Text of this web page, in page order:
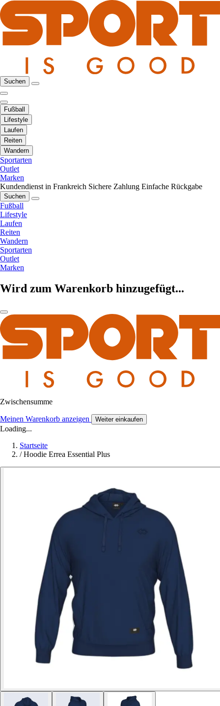
Suchen
Fußball
Lifestyle
Laufen
Reiten
Wandern
Sportarten
Outlet
Marken
Kundendienst in Frankreich Sichere Zahlung Einfache Rückgabe
Suchen
Fußball
Lifestyle
Laufen
Reiten
Wandern
Sportarten
Outlet
Marken
Wird zum Warenkorb hinzugefügt...
Zwischensumme
Meinen Warenkorb anzeigen Weiter einkaufen
Loading...
Startseite
/ Hoodie Errea Essential Plus